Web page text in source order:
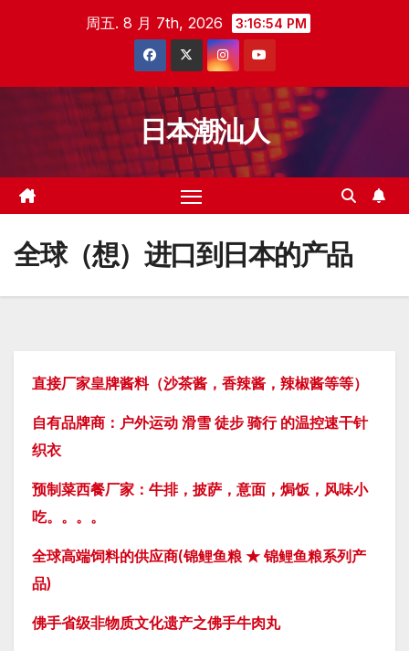
周五. 8 月 7th, 2026 3:16:54 PM
日本潮汕人
全球（想）进口到日本的产品
直接厂家皇牌酱料（沙茶酱，香辣酱，辣椒酱等等）
自有品牌商：户外运动 滑雪 徒步 骑行 的温控速干针
织衣
预制菜西餐厂家：牛排，披萨，意面，焗饭，风味小
吃。。。。
全球高端饲料的供应商(锦鲤鱼粮 ★ 锦鲤鱼粮系列产
品)
佛手省级非物质文化遗产之佛手牛肉丸